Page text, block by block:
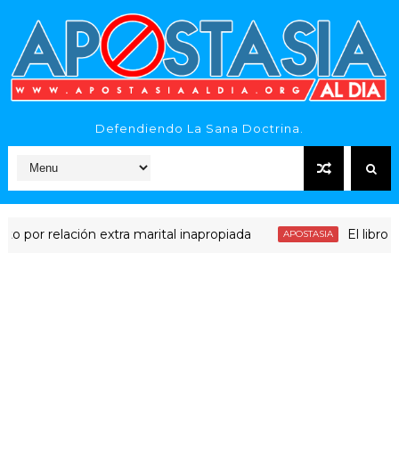
Defendiendo La Sana Doctrina.
extra marital inapropiada APOSTASIA El libro más